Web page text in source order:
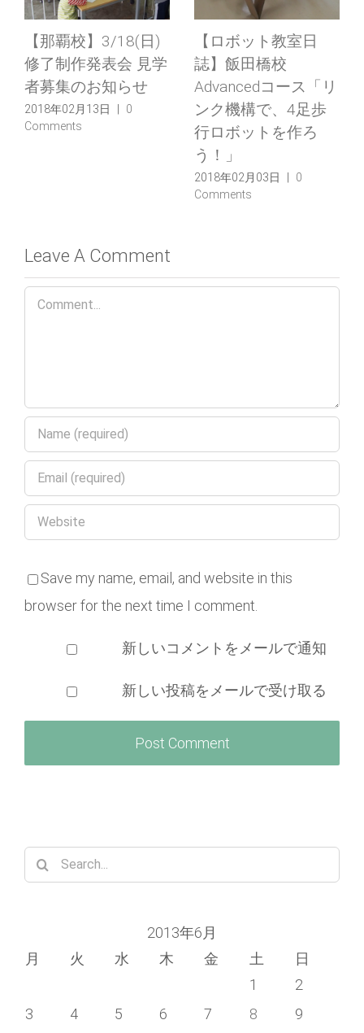
【那覇校】3/18(日)
修了制作発表会 見学
者募集のお知らせ
2018年02月13日 |
0
Comments
【ロボット教室日
誌】飯田橋校
Advancedコース「リ
ンク機構で、4足歩
行ロボットを作ろ
う！」
2018年02月03日 |
0
Comments
Leave A Comment
Comment
Save my name, email, and website in this
browser for the next time I comment.
新しいコメントをメールで通知
新しい投稿をメールで受け取る
Search
for:
2013年6月
月
火 水 木 金 土
日
1
2
3
4 5 6 7 8
9